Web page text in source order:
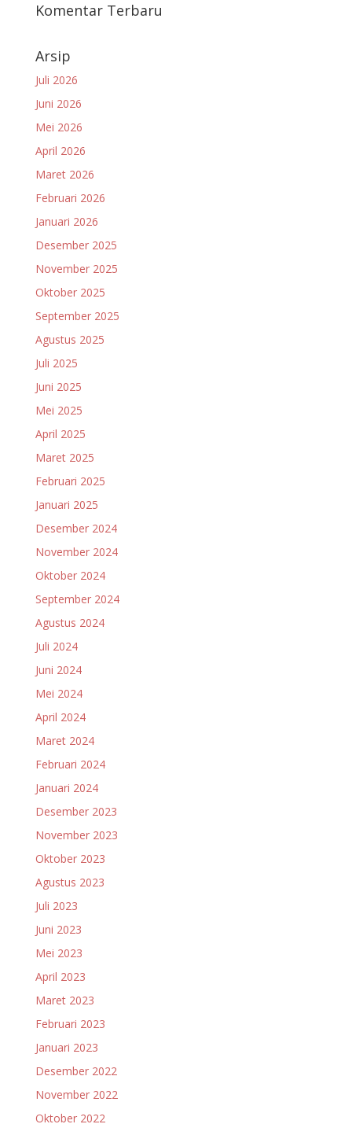
Komentar Terbaru
Arsip
Juli 2026
Juni 2026
Mei 2026
April 2026
Maret 2026
Februari 2026
Januari 2026
Desember 2025
November 2025
Oktober 2025
September 2025
Agustus 2025
Juli 2025
Juni 2025
Mei 2025
April 2025
Maret 2025
Februari 2025
Januari 2025
Desember 2024
November 2024
Oktober 2024
September 2024
Agustus 2024
Juli 2024
Juni 2024
Mei 2024
April 2024
Maret 2024
Februari 2024
Januari 2024
Desember 2023
November 2023
Oktober 2023
Agustus 2023
Juli 2023
Juni 2023
Mei 2023
April 2023
Maret 2023
Februari 2023
Januari 2023
Desember 2022
November 2022
Oktober 2022